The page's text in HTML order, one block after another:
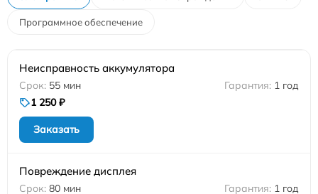
Программное обеспечение
Неисправность аккумулятора
55 мин
1 год
1 250 ₽
Заказать
Повреждение дисплея
80 мин
1 год